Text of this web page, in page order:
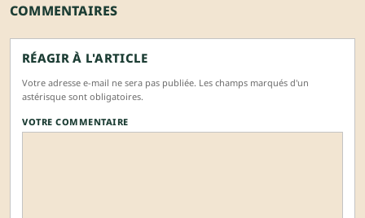
COMMENTAIRES
RÉAGIR À L'ARTICLE
Votre adresse e-mail ne sera pas publiée. Les champs marqués d'un
astérisque sont obligatoires.
VOTRE COMMENTAIRE